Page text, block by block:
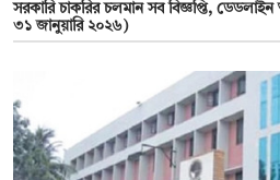
সরকারি চাকরির চলমান সব বিজ্ঞপ্তি,
৩১ জানুয়ারি ২০২৬)